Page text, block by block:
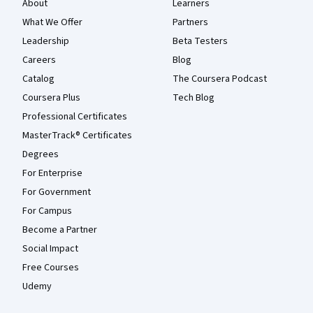
About
What We Offer
Leadership
Careers
Catalog
Coursera Plus
Professional Certificates
MasterTrack® Certificates
Degrees
For Enterprise
For Government
For Campus
Become a Partner
Social Impact
Free Courses
Udemy
Learners
Partners
Beta Testers
Blog
The Coursera Podcast
Tech Blog